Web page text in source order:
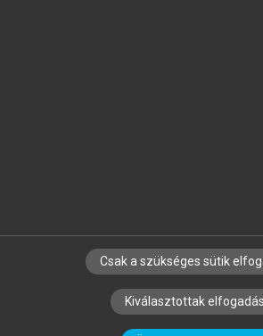
SZERZŐKNEK CÉGEKNEK
SZERKESZTÉSI ÉS LEKTORÁLÁSI
Csak a szükséges sütik
Kiválasztottak